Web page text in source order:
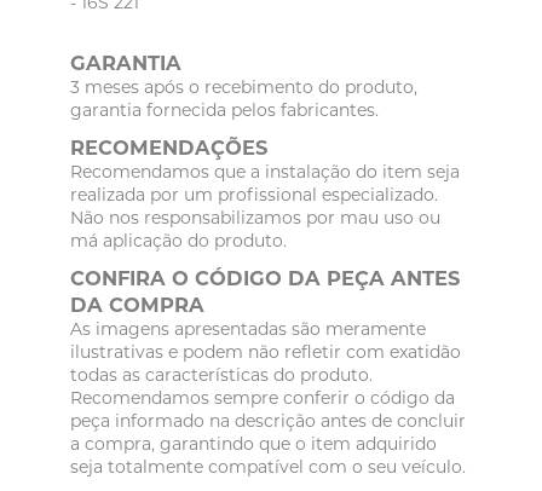
GARANTIA
3 meses após o recebimento do produto,
garantia fornecida pelos fabricantes.
RECOMENDAÇÕES
Recomendamos que a instalação do item seja
realizada por um profissional especializado.
Não nos responsabilizamos por mau uso ou
má aplicação do produto.
CONFIRA O CÓDIGO DA PEÇA ANTES
DA COMPRA
As imagens apresentadas são meramente
ilustrativas e podem não refletir com exatidão
todas as características do produto.
Recomendamos sempre conferir o código da
peça informado na descrição antes de concluir
a compra, garantindo que o item adquirido
seja totalmente compatível com o seu veículo.